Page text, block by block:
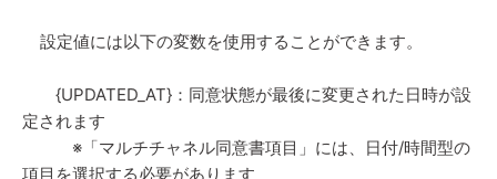
設定値には以下の変数を使用することができます。
{UPDATED_AT}：同意状態が最後に変更された日時が設
定されます
※「マルチチャネル同意書項目」には、日付/時間型の
項目を選択する必要があります